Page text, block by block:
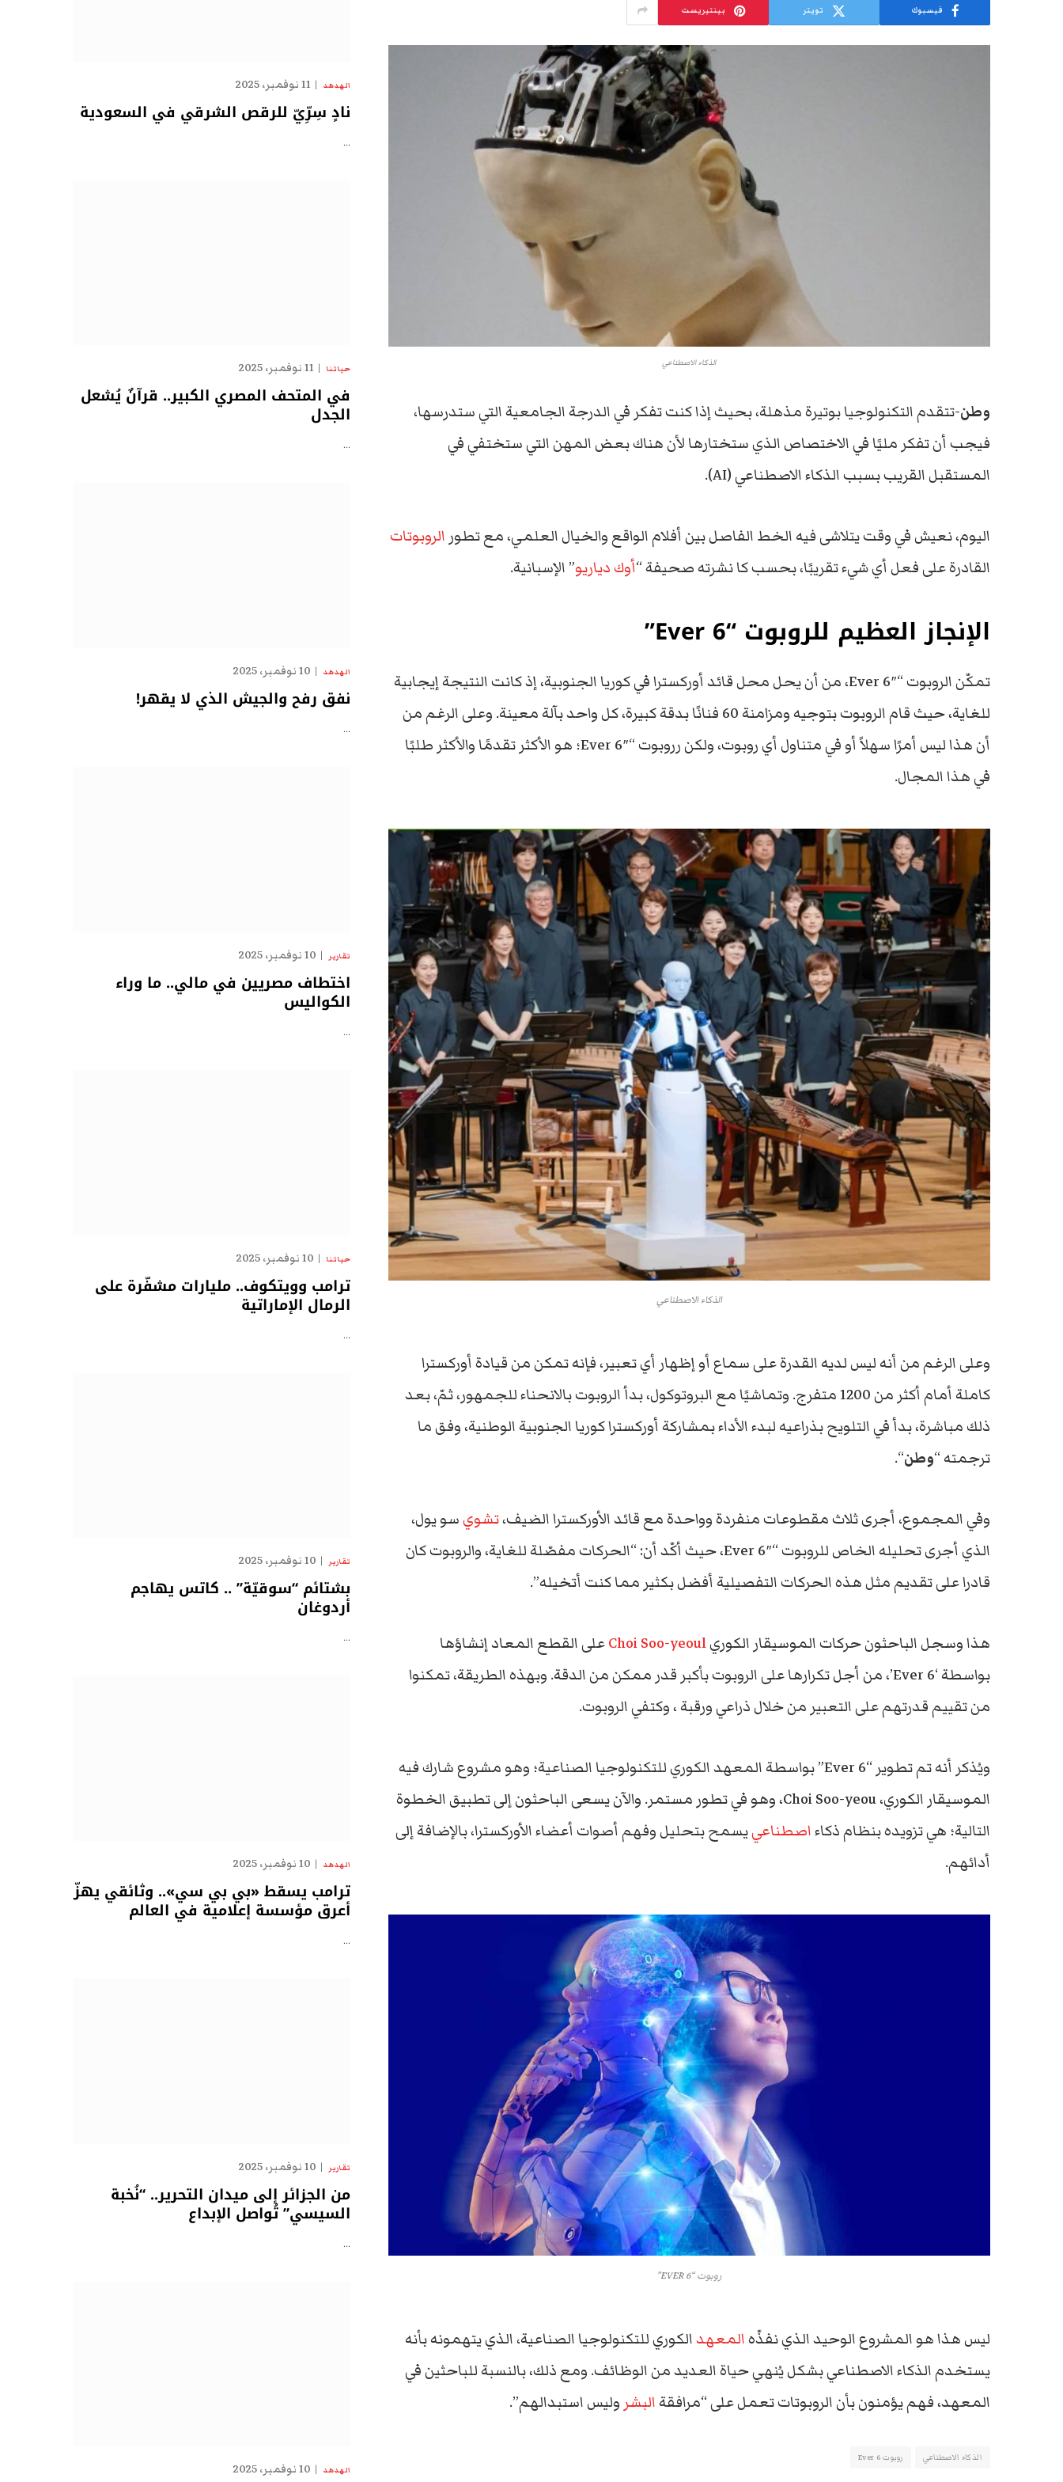
فيسبوك تويتر بينتيريست
الذكاء الاصطناعي
وطن-تتقدم التكنولوجيا بوتيرة مذهلة، بحيث إذا كنت تفكر في الدرجة الجامعية التي ستدرسها،
فيجب أن تفكر مليًا في الاختصاص الذي ستختارها لأن هناك بعض المهن التي ستختفي في
المستقبل القريب بسبب الذكاء الاصطناعي (AI).
اليوم، نعيش في وقت يتلاشى فيه الخط الفاصل بين أفلام الواقع والخيال العلمي، مع تطور الروبوتات
القادرة على فعل أي شيء تقريبًا، بحسب كا نشرته صحيفة “أوك دياريو” الإسبانية.
الإنجاز العظيم للروبوت “Ever 6”
تمكّن الروبوت “Ever 6″، من أن يحل محل قائد أوركسترا في كوريا الجنوبية، إذ كانت النتيجة إيجابية
للغاية، حيث قام الروبوت بتوجيه ومزامنة 60 فنانًا بدقة كبيرة، كل واحد بآلة معينة. وعلى الرغم من
أن هذا ليس أمرًا سهلاً أو في متناول أي روبوت، ولكن رروبوت “Ever 6″؛ هو الأكثر تقدمًا والأكثر طلبًا
في هذا المجال.
الذكاء الاصطناعي
وعلى الرغم من أنه ليس لديه القدرة على سماع أو إظهار أي تعبير، فإنه تمكن من قيادة أوركسترا
كاملة أمام أكثر من 1200 متفرج. وتماشيًا مع البروتوكول، بدأ الروبوت بالانحناء للجمهور، ثمّ، بعد
ذلك مباشرة، بدأ في التلويح بذراعيه لبدء الأداء بمشاركة أوركسترا كوريا الجنوبية الوطنية، وفق ما
ترجمته “وطن“.
وفي المجموع، أجرى ثلاث مقطوعات منفردة وواحدة مع قائد الأوركسترا الضيف،تشويسو يول،
الذي أجرى تحليله الخاص للروبوت “Ever 6″، حيث أكّد أن: “الحركات مفصّلة للغاية، والروبوت كان
قادرا على تقديم مثل هذه الحركات التفصيلية أفضل بكثير مما كنت أتخيله”.
هذا وسجل الباحثون حركات الموسيقار الكوري
على القطع المعاد إنشاؤها
بواسطة ‘Ever 6’، من أجل تكرارها على الروبوت بأكبر قدر ممكن من الدقة. وبهذه الطريقة، تمكنوا
من تقييم قدرتهم على التعبير من خلال ذراعي ورقبة ، وكتفي الروبوت.
ويُذكر أنه تم تطوير “Ever 6” بواسطة المعهد الكوري للتكنولوجيا الصناعية؛ وهو مشروع شارك فيه
الموسيقار الكوري، Choi Soo-yeou، وهو في تطور مستمر. والآن يسعى الباحثون إلى تطبيق الخطوة
التالية؛ هي تزويده بنظام ذكاءاصطناعييسمح بتحليل وفهم أصوات أعضاء الأوركسترا، بالإضافة إلى
أدائهم.
روبوت “EVER 6”
ليس هذا هو المشروع الوحيد الذي نفذّهالمعهدالكوري للتكنولوجيا الصناعية، الذي يتهمونه بأنه
يستخدم الذكاء الاصطناعي بشكل يُنهي حياة العديد من الوظائف. ومع ذلك، بالنسبة للباحثين في
المعهد، فهم يؤمنون بأن الروبوتات تعمل على “مرافقةالبشر وليس استبدالهم”.
الذكاء الاصطناعي روبوت Ever 6
الهدهد 11 نوفمبر، 2025
نادٍ سِرِّيّ للرقص الشرقي في السعودية
…
حياتنا 11 نوفمبر، 2025
في المتحف المصري الكبير.. قرآنٌ يُشعل
الجدل
…
الهدهد 10 نوفمبر، 2025
نفق رفح والجيش الذي لا يقهر!
…
تقارير 10 نوفمبر، 2025
اختطاف مصريين في مالي.. ما وراء
الكواليس
…
حياتنا 10 نوفمبر، 2025
ترامب وويتكوف.. مليارات مشفّرة على
الرمال الإماراتية
…
تقارير 10 نوفمبر، 2025
بشتائم “سوقيّة” .. كاتس يهاجم
أردوغان
…
الهدهد 10 نوفمبر، 2025
ترامب يسقط «بي بي سي».. وثائقي يهزّ
أعرق مؤسسة إعلامية في العالم
…
تقارير 10 نوفمبر، 2025
من الجزائر إلى ميدان التحرير.. “نُخبة
السيسي” تُواصل الإبداع
…
الهدهد 10 نوفمبر، 2025